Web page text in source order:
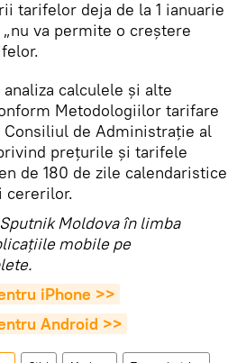
tarifelor deja de la 1 ianuarie
„nu va permite o creștere
analiza calculele și alte
Metodologiilor tarifare
de Administrație al
prețurile și tarifele
de 180 de zile calendaristice
cererilor.
Moldova în limba
mobile pe
iPhone >>
Android >>